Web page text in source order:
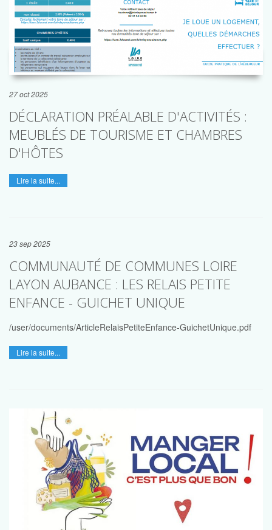
27 oct 2025
DÉCLARATION PRÉALABLE D'ACTIVITÉS :
MEUBLÉS DE TOURISME ET CHAMBRES
D'HÔTES
Lire la suite...
23 sep 2025
COMMUNAUTÉ DE COMMUNES LOIRE
LAYON AUBANCE : LES RELAIS PETITE
ENFANCE - GUICHET UNIQUE
/user/documents/ArticleRelaisPetiteEnfance-GuichetUnique.pdf
Lire la suite...